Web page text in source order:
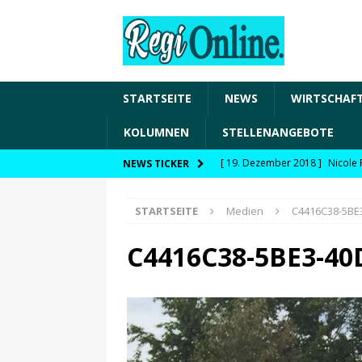
STARTSEITE NEWS
KOLUMNEN STELLENANGEBOTE
NEWS TICKER [ 19. Dezember 2018 ] Nicole
WIRTSCHAFT
[ 19. Dezember 2018 ]
förderfähige Handlungsfelder
[ 8. April 2021 ] FDP
[ 30. Dezember 2020 ] FDP
STARTSEITE Medien C4416C38-
C4416C38-5BE3-